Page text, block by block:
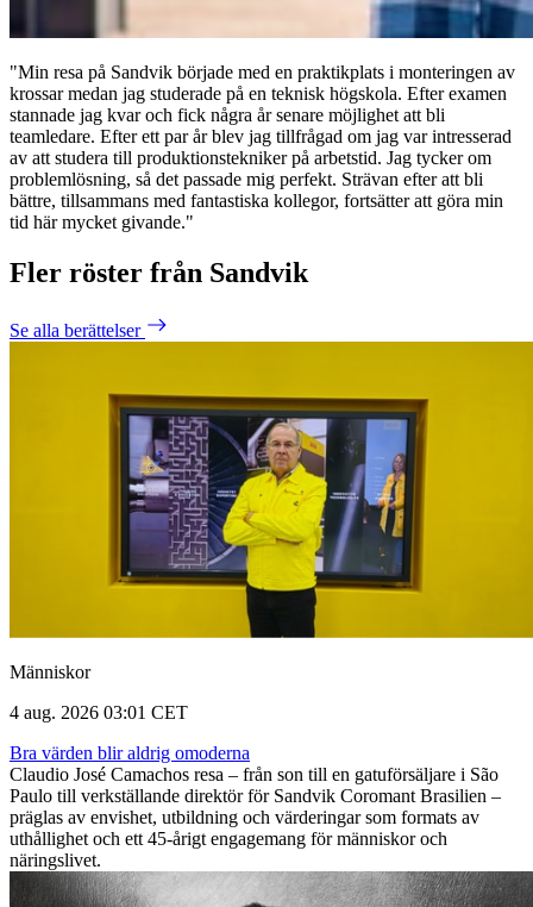
"Min resa på Sandvik började med en praktikplats i monteringen av
krossar medan jag studerade på en teknisk högskola. Efter examen
stannade jag kvar och fick några år senare möjlighet att bli
teamledare. Efter ett par år blev jag tillfrågad om jag var intresserad
av att studera till produktionstekniker på arbetstid. Jag tycker om
problemlösning, så det passade mig perfekt. Strävan efter att bli
bättre, tillsammans med fantastiska kollegor, fortsätter att göra min
tid här mycket givande."
Fler röster från Sandvik
Se alla berättelser
Människor
4 aug. 2026 03:01 CET
Bra värden blir aldrig omoderna
Claudio José Camachos resa – från son till en gatuförsäljare i São
Paulo till verkställande direktör för Sandvik Coromant Brasilien –
präglas av envishet, utbildning och värderingar som formats av
uthållighet och ett 45-årigt engagemang för människor och
näringslivet.